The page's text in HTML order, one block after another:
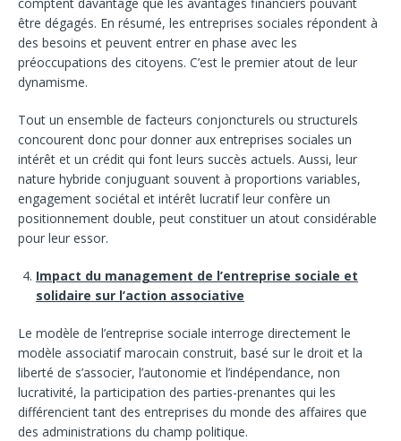
être dégagés. En résumé, les entreprises sociales répondent à
des besoins et peuvent entrer en phase avec les
préoccupations des citoyens. C’est le premier atout de leur
dynamisme.
Tout un ensemble de facteurs conjoncturels ou structurels
concourent donc pour donner aux entreprises sociales un
intérêt et un crédit qui font leurs succès actuels. Aussi, leur
nature hybride conjuguant souvent à proportions variables,
engagement sociétal et intérêt lucratif leur confère un
positionnement double, peut constituer un atout considérable
pour leur essor.
Impact du management de l’entreprise sociale et
solidaire sur l’action associative
Le modèle de l’entreprise sociale interroge directement le
modèle associatif marocain construit, basé sur le droit et la
liberté de s’associer, l’autonomie et l’indépendance, non
lucrativité, la participation des parties-prenantes qui les
différencient tant des entreprises du monde des affaires que
des administrations du champ politique.